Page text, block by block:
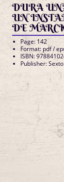
DURA
UN
DE
Page: 142
Format: pdf /
ISBN:
Publisher: